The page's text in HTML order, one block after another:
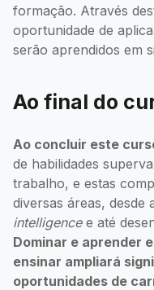
formação. Através
oportunidade de
serão aprendidos em
Ao final do
Ao concluir este
de habilidades
trabalho, e estas
diversas áreas, desde
intelligencee até
Dominar e aprender
ensinar ampliará
oportunidades de